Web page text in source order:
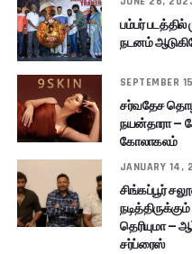
பம்பர்
நடனம்
SEPTEMBER
சர்வதேச
நயன்தாரா –
கோலாகலம்
JANUARY 14,
சிங்கப்பூர்
தெரியுமா –
சர்ப்ரைஸ்